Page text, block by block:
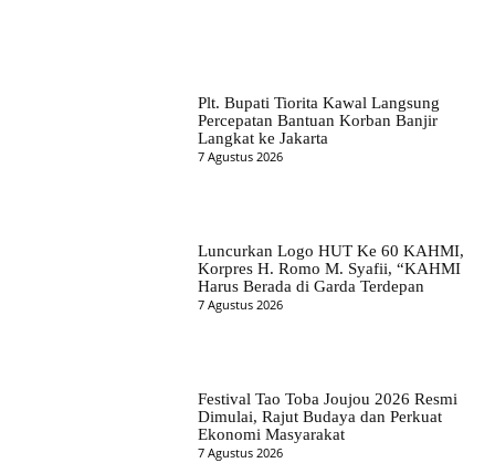
Plt. Bupati Tiorita Kawal Langsung
Percepatan Bantuan Korban Banjir
Langkat ke Jakarta
7 Agustus 2026
Luncurkan Logo HUT Ke 60 KAHMI,
Korpres H. Romo M. Syafii, “KAHMI
Harus Berada di Garda Terdepan
7 Agustus 2026
Festival Tao Toba Joujou 2026 Resmi
Dimulai, Rajut Budaya dan Perkuat
Ekonomi Masyarakat
7 Agustus 2026